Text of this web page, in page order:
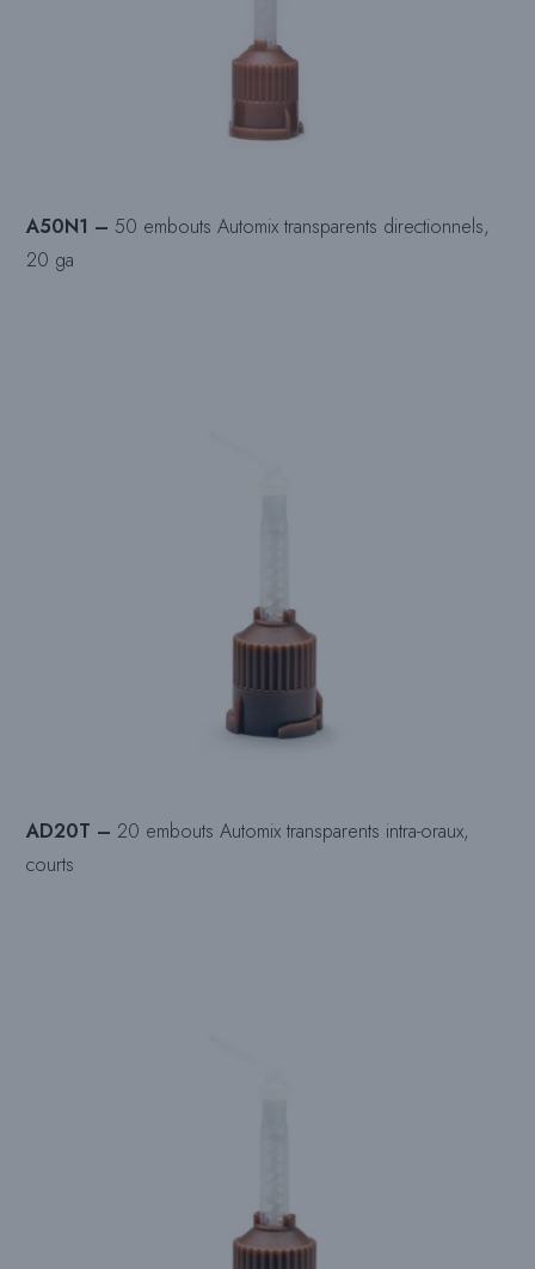
A50N1 – 50 embouts Automix transparents directionnels,
20 ga
AD20T – 20 embouts Automix transparents intra-oraux,
courts